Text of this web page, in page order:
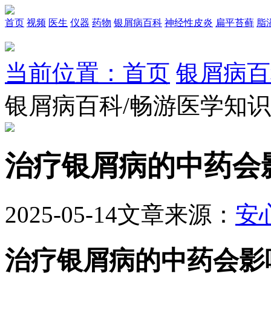
首页 视频 医生 仪器 药物 银屑病百科 神经性皮炎 扁平苔藓 脂
当前位置：首页 银屑病
银屑病百科/畅游医学知
治疗银屑病的中药会
2025-05-14文章来源： 安
治疗银屑病的中药会